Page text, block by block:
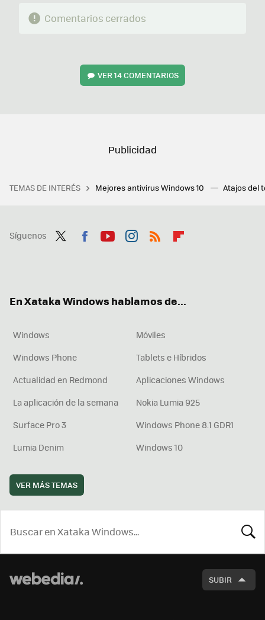
Comentarios cerrados
VER14 COMENTARIOS
TEMAS DE INTERÉS Mejores antivirus Windows 10 Atajos del
Síguenos
En Xataka Windows hablamos de...
Windows
Móviles
Windows Phone
Tablets e Híbridos
Actualidad en Redmond
Aplicaciones Windows
La aplicación de la semana
Nokia Lumia 925
Surface Pro 3
Windows Phone 8.1 GDR1
Lumia Denim
Windows 10
VER MÁS TEMAS
SUBIR